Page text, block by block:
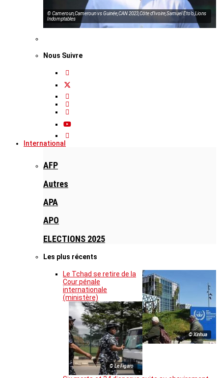
© Cameroun,Cameroun vs Guinée,CAN 2023,Côte d’Ivoire,Samuel Eto’o,Lions
Indomptables
Nous Suivre
International
AFP
Autres
APA
APO
ELECTIONS 2025
Les plus récents
© Xinhua
Le Tchad se retire de la
Cour pénale
internationale
(ministère)
© Le Figaro